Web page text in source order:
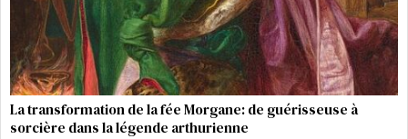
La transformation de la fée Morgane: de guérisseuse à
sorcière dans la légende arthurienne